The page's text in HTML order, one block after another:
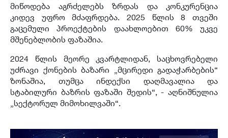
მიწოდება აგრძელებს ზრდას და კონკურენცია
კიდევ უფრო მძაფრდება. 2025 წლის 8 თვეში
გაცემული პროექტების დაახლოებით 60% უკვე
მშენებლობის ფაზაშია.
2024 წლის მეორეკვარტლიდან, საცხოვრებელი
უძრავი ქონების ბაზარი „მცირედი გადაჭარბების“
ზონაშია, თუმცა ინდექსი დაღმავალიადა
სტაბილური ბაზრის ფაზაში შედის“, - აღნიშნულია
სექტორულ მიმოხილვაში“.